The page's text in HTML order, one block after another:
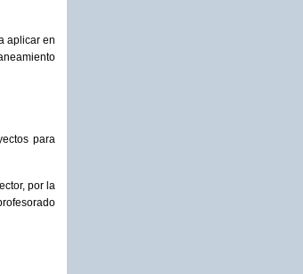
aplicar en
para
por la